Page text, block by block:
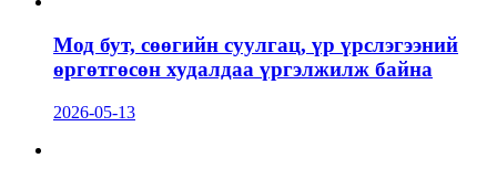
Мод бут, сөөгийн суулгац, үр үрслэгээний
өргөтгөсөн худалдаа үргэлжилж байна
2026-05-13